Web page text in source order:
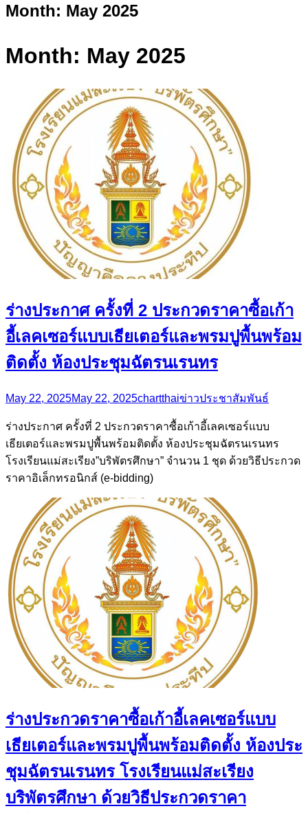
Month: May 2025
Month: May 2025
ร่างประกาศ ครั้งที่ 2 ประกวดราคาซื้อเก้า
อี้เลคเซอร์แบบเธียเตอร์และพรมปูพื้นพร้อม
ติดตั้ง ห้องประชุมฉัตรนเรนทร
May 22, 2025May 22, 2025chartthaiข่าวประชาสัมพันธ์
ร่างประกาศ ครั้งที่ 2 ประกวดราคาซื้อเก้าอี้เลคเซอร์แบบ
เธียเตอร์และพรมปูพื้นพร้อมติดตั้ง ห้องประชุมฉัตรนเรนทร
โรงเรียนแม่สะเรียง”บริพัตรศึกษา” จำนวน 1 ชุด ด้วยวิธีประกวด
ราคาอิเล็กทรอนิกส์ (e-bidding)
ร่างประกวดราคาซื้อเก้าอี้เลคเซอร์แบบ
เธียเตอร์และพรมปูพื้นพร้อมติดตั้ง ห้องประ
ชุมฉัตรนเรนทร โรงเรียนแม่สะเรียง
บริพัตรศึกษา ด้วยวิธีประกวดราคา